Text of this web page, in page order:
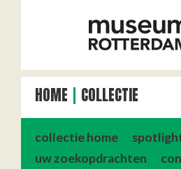
HOME COLLECTIE
collectie home
uw zoekopdrachten